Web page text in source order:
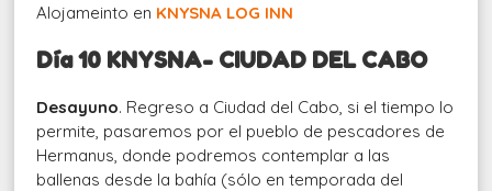
Alojameinto en KNYSNA LOG INN
Día 10 KNYSNA- CIUDAD DEL CABO
Desayuno. Regreso a Ciudad del Cabo, si el tiempo lo
permite, pasaremos por el pueblo de pescadores de
Hermanus, donde podremos contemplar a las
ballenas desde la bahía (sólo en temporada del